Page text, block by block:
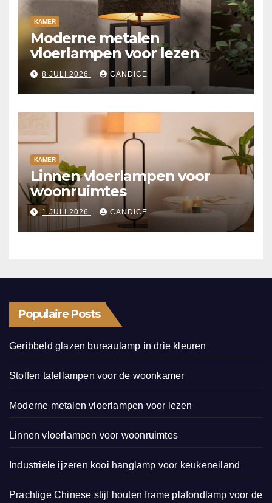
KAMER
Moderne metalen
vloerlampen voor lezen
8 JULI 2026 CANDICE
KAMER
Linnen vloerlampen voor
woonruimtes
1 JULI 2026 CANDICE
Populaire Posts
Geribbeld glazen bureaulamp in drie kleuren
Stoffen tafellampen voor de woonkamer
Moderne metalen vloerlampen voor lezen
Linnen vloerlampen voor woonruimtes
Industriële ijzeren kooi hanglamp voor keukeneiland
Prachtige Chinese stijl houten frame plafondlamp voor de